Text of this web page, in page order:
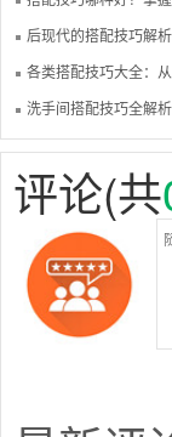
后现代的搭配技巧解
各类搭配技巧大全：
洗手间搭配技巧全解
评论(共